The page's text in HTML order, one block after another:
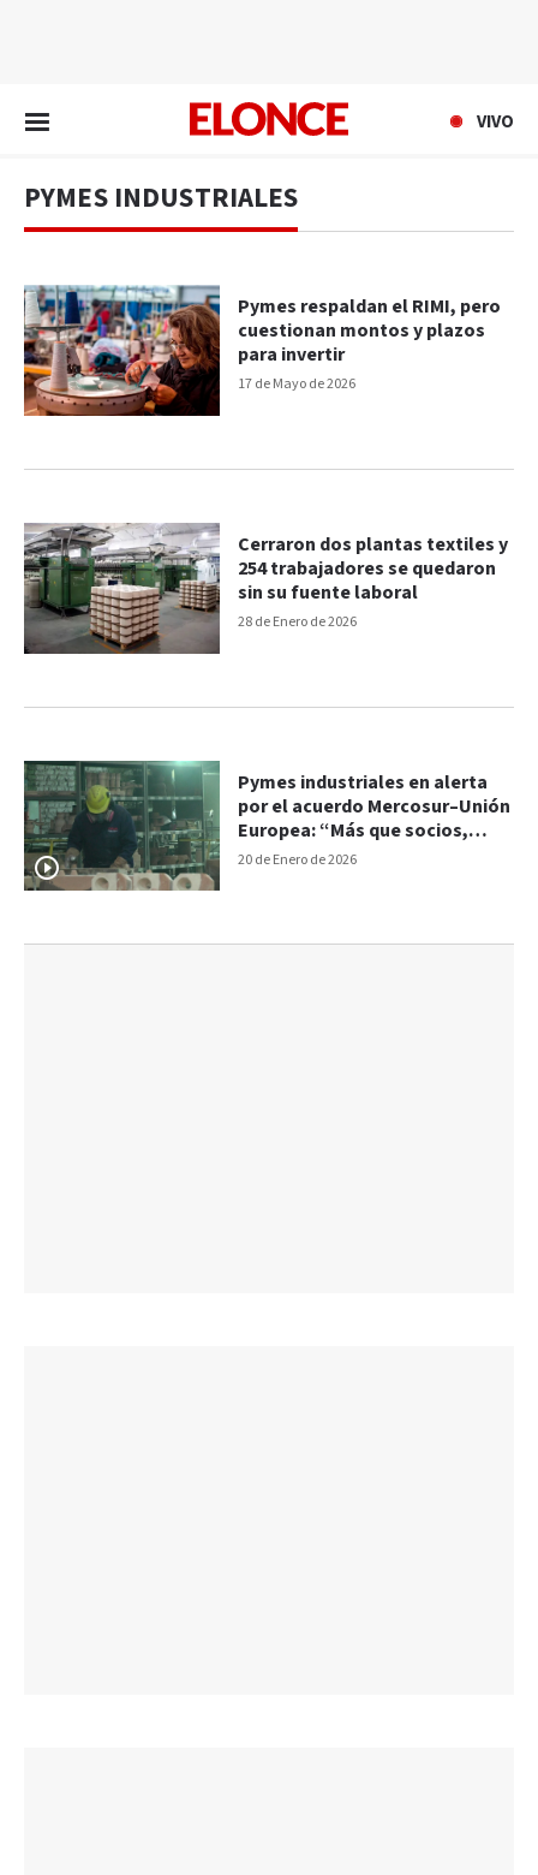
VIVO
PYMES INDUSTRIALES
17 de Mayo de 2026
Pymes respaldan el RIMI, pero
cuestionan montos y plazos
para invertir
28 de Enero de 2026
Cerraron dos plantas textiles y
254 trabajadores se quedaron
sin su fuente laboral
20 de Enero de 2026
Pymes industriales en alerta
por el acuerdo Mercosur–Unión
Europea: “Más que socios,
vamos a ser clientes”